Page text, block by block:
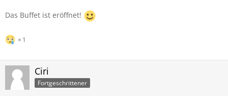
Das Buffet ist eröffnet!
1
Ciri
Fortgeschrittener